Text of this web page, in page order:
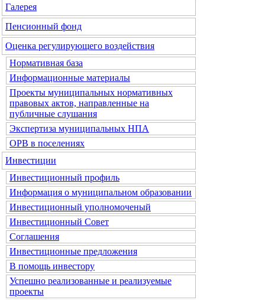
Галерея
Пенсионный фонд
Оценка регулирующего воздействия
Нормативная база
Информационные материалы
Проекты муниципальных нормативных
правовых актов, направленные на
публичные слушания
Экспертиза муниципальных НПА
ОРВ в поселениях
Инвестиции
Инвестиционный профиль
Информация о муниципальном образовании
Инвестиционный уполномоченый
Инвестиционный Совет
Соглашения
Инвестиционные предложения
В помощь инвестору
Успешно реализованные и реализуемые
проекты